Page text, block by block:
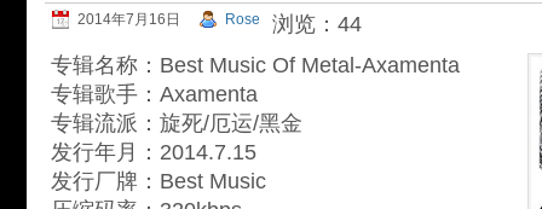
2014年7月16日 Rose
浏览：44
专辑名称：Best Music Of Metal-Axamenta
专辑歌手：Axamenta
专辑流派：旋死/厄运/黑金
发行年月：2014.7.15
发行厂牌：Best Music